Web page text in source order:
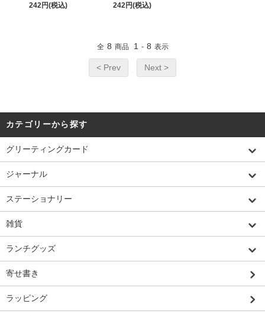
242円(税込) 242円(税込)
全 8 商品 1 - 8 表示
< Prev Next >
カテゴリーから探す
グリーティングカード
ジャーナル
ステーショナリー
雑貨
ランチグッズ
寄せ書き
ラッピング